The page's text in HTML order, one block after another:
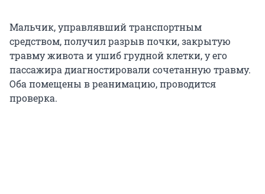
Мальчик, управлявший транспортным
средством, получил разрыв почки, закрытую
травму живота и ушиб грудной клетки, у его
пассажира диагностировали сочетанную травму.
Оба помещены в реанимацию, проводится
проверка.